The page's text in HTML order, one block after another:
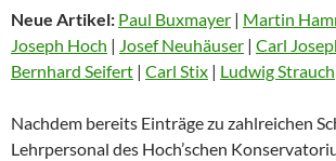
Neue Artikel: Paul Buxmayer | Martin
Joseph Hoch | Josef Neuhäuser | Carl
Bernhard Seifert | Carl Stix | Ludwig Strauch
Nachdem bereits Einträge zu zahlreichen
Lehrpersonal des Hoch’schen